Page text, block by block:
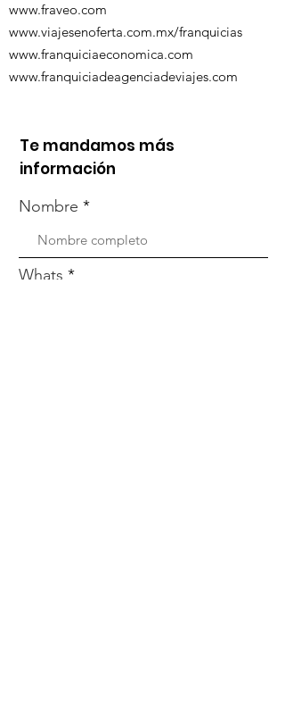
www.fraveo.com
www.viajesenoferta.com.mx/franquicias
www.franquiciaeconomica.com
www.franquiciadeagenciadeviajes.com
Te mandamos más
información
Nombre
Whats